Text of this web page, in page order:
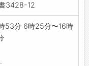
3428-12
53分 6時25分〜16時